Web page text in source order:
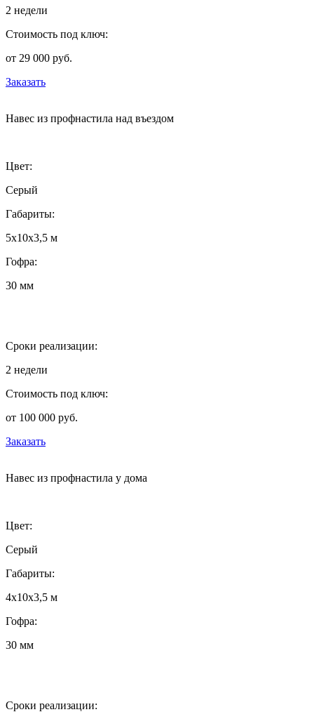
2 недели
Стоимость под ключ:
от 29 000 руб.
Заказать
Навес из профнастила над въездом
Цвет:
Серый
Габариты:
5х10х3,5 м
Гофра:
30 мм
Сроки реализации:
2 недели
Стоимость под ключ:
от 100 000 руб.
Заказать
Навес из профнастила у дома
Цвет:
Серый
Габариты:
4х10х3,5 м
Гофра:
30 мм
Сроки реализации: